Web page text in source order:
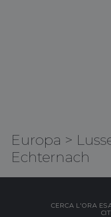
Europa >
Echternach
CERCA L'ORA